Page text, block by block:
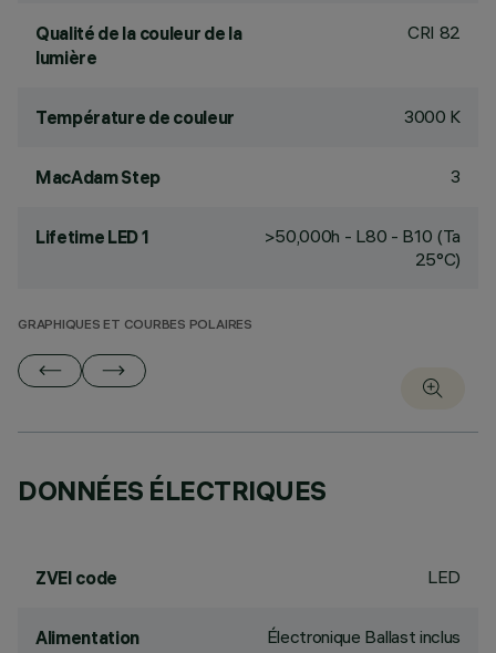
Qualité de la couleur de la
lumière
CRI 82
Température de couleur 3000 K
MacAdam Step 3
Lifetime LED 1
>50,000h - L80 - B10 (Ta
25°C)
GRAPHIQUES ET COURBES POLAIRES
DONNÉES ÉLECTRIQUES
ZVEI code LED
Alimentation Électronique Ballast inclus